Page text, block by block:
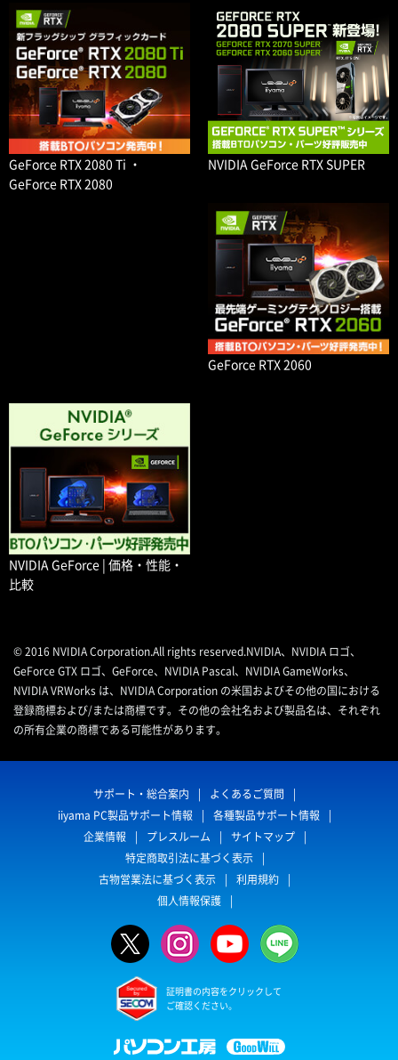
GeForce RTX 2080 Ti ・
GeForce RTX 2080
NVIDIA GeForce RTX SUPER
GeForce RTX 2060
NVIDIA GeForce | 価格・性能・
比較
© 2016 NVIDIA Corporation.All rights reserved.NVIDIA、NVIDIA ロゴ、
GeForce GTX ロゴ、GeForce、NVIDIA Pascal、NVIDIA GameWorks、
NVIDIA VRWorks は、NVIDIA Corporation の米国およびその他の国における
登録商標および/または商標です。その他の会社名および製品名は、それぞれ
の所有企業の商標である可能性があります。
サポート・総合案内
よくあるご質問
iiyama PC製品サポート情報
各種製品サポート情報
企業情報
プレスルーム
サイトマップ
特定商取引法に基づく表示
古物営業法に基づく表示
利用規約
個人情報保護
証明書の内容をクリックして
ご確認ください。